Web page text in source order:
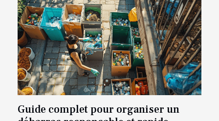
Guide complet pour organiser un